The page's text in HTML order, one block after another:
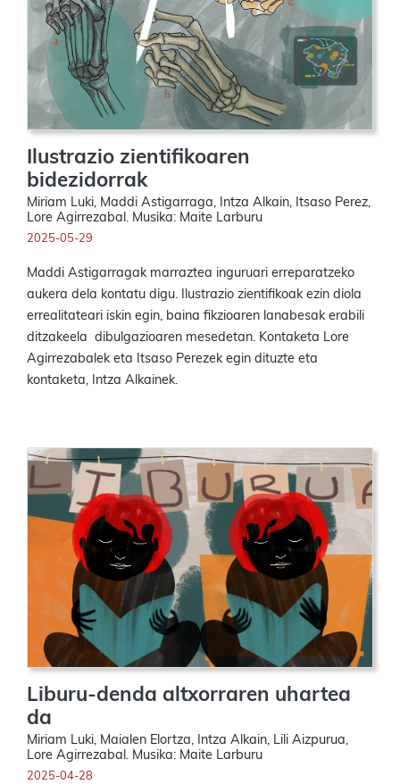
Ilustrazio zientifikoaren
bidezidorrak
Miriam Luki, Maddi Astigarraga, Intza Alkain, Itsaso Perez,
Lore Agirrezabal. Musika: Maite Larburu
2025-05-29
Maddi Astigarragak marraztea inguruari erreparatzeko
aukera dela kontatu digu. Ilustrazio zientifikoak ezin diola
errealitateari iskin egin, baina fikzioaren lanabesak erabili
ditzakeela dibulgazioaren mesedetan. Kontaketa Lore
Agirrezabalek eta Itsaso Perezek egin dituzte eta
kontaketa, Intza Alkainek.
Liburu-denda altxorraren uhartea
da
Miriam Luki, Maialen Elortza, Intza Alkain, Lili Aizpurua,
Lore Agirrezabal. Musika: Maite Larburu
2025-04-28